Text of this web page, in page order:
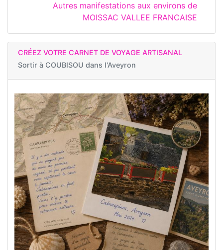
Autres manifestations aux environs de
MOISSAC VALLEE FRANCAISE
CRÉEZ VOTRE CARNET DE VOYAGE ARTISANAL
Sortir à COUBISOU dans l'Aveyron